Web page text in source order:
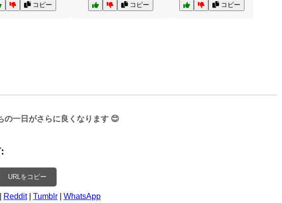
コピー コピー コピー
の一日がさらに良くなります 😊
URLをコピー
Reddit| Tumblr WhatsApp